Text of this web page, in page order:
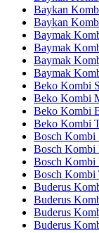
Baykan
Baykan
Baymak
Baymak
Baymak
Baymak
Beko Kombi
Beko Kombi
Beko Kombi
Beko Kombi
Bosch Kombi
Bosch Kombi
Bosch Kombi
Bosch Kombi
Buderus
Buderus
Buderus
Buderus